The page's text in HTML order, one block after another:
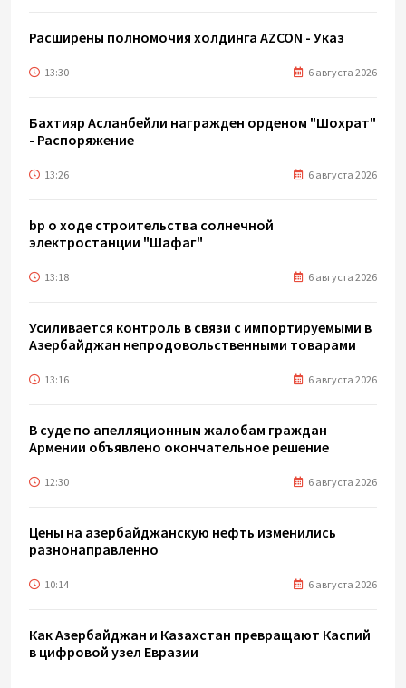
Расширены полномочия холдинга AZCON - Указ
13:30 6 августа 2026
Бахтияр Асланбейли награжден орденом "Шохрат"
- Распоряжение
13:26 6 августа 2026
bp о ходе строительства солнечной
электростанции "Шафаг"
13:18 6 августа 2026
Усиливается контроль в связи с импортируемыми в
Азербайджан непродовольственными товарами
13:16 6 августа 2026
В суде по апелляционным жалобам граждан
Армении объявлено окончательное решение
12:30 6 августа 2026
Цены на азербайджанскую нефть изменились
разнонаправленно
10:14 6 августа 2026
Как Азербайджан и Казахстан превращают Каспий
в цифровой узел Евразии